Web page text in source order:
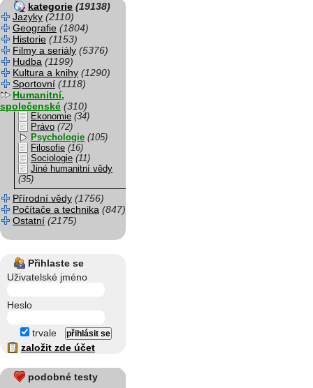
kategorie (19138)
Jazyky (2110)
Geografie (1804)
Historie (1153)
Filmy a seriály (5376)
Hudba (1199)
Kultura a knihy (1290)
Sportovní (1118)
Humanitní,
společenské (310)
Ekonomie (34)
Právo (72)
Psychologie (105)
Filosofie (16)
Sociologie (11)
Jiné humanitní vědy
(35)
Přírodní vědy (1756)
Počítače a technika (847)
Ostatní (2175)
Přihlaste se
Uživatelské jméno
Heslo
trvale
založit zde účet
podobné testy